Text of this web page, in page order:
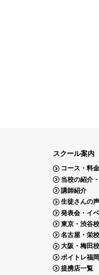
スクール案内
コース・料金
当校の紹介
講師紹介
生徒さんの声
発表会・イ
東京・渋谷校
名古屋・栄校
大阪・梅田校
ボイトレ福
提携店一覧